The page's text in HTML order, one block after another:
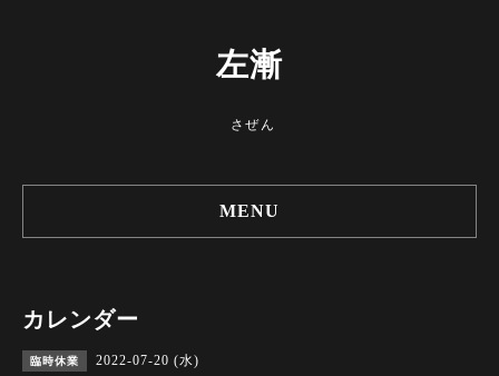
左漸
さぜん
MENU
カレンダー
臨時休業 2022-07-20 (水)